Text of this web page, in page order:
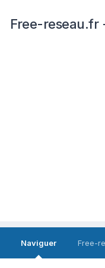
Free-reseau.fr
Naviguer Free-